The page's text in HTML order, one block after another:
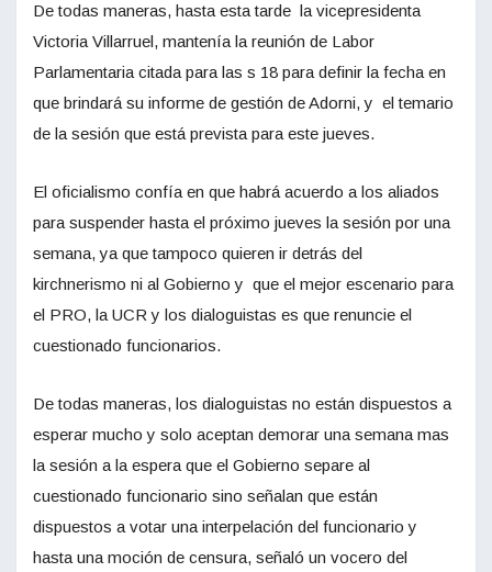
De todas maneras, hasta esta tarde la vicepresidenta
Victoria Villarruel, mantenía la reunión de Labor
Parlamentaria citada para las s 18 para definir la fecha en
que brindará su informe de gestión de Adorni, y el temario
de la sesión que está prevista para este jueves.
El oficialismo confía en que habrá acuerdo a los aliados
para suspender hasta el próximo jueves la sesión por una
semana, ya que tampoco quieren ir detrás del
kirchnerismo ni al Gobierno y que el mejor escenario para
el PRO, la UCR y los dialoguistas es que renuncie el
cuestionado funcionarios.
De todas maneras, los dialoguistas no están dispuestos a
esperar mucho y solo aceptan demorar una semana mas
la sesión a la espera que el Gobierno separe al
cuestionado funcionario sino señalan que están
dispuestos a votar una interpelación del funcionario y
hasta una moción de censura, señaló un vocero del